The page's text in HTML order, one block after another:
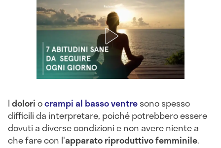
Idoloriocrampi al basso ventresono spesso
difficili da interpretare, poiché potrebbero essere
dovuti a diverse condizioni e non avere niente a
che fare con l'apparato riproduttivo femminile.